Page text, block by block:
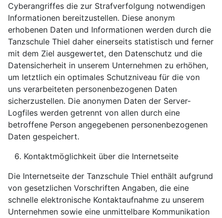
Cyberangriffes die zur Strafverfolgung notwendigen
Informationen bereitzustellen. Diese anonym
erhobenen Daten und Informationen werden durch die
Tanzschule Thiel daher einerseits statistisch und ferner
mit dem Ziel ausgewertet, den Datenschutz und die
Datensicherheit in unserem Unternehmen zu erhöhen,
um letztlich ein optimales Schutzniveau für die von
uns verarbeiteten personenbezogenen Daten
sicherzustellen. Die anonymen Daten der Server-
Logfiles werden getrennt von allen durch eine
betroffene Person angegebenen personenbezogenen
Daten gespeichert.
Kontaktmöglichkeit über die Internetseite
Die Internetseite der Tanzschule Thiel enthält aufgrund
von gesetzlichen Vorschriften Angaben, die eine
schnelle elektronische Kontaktaufnahme zu unserem
Unternehmen sowie eine unmittelbare Kommunikation